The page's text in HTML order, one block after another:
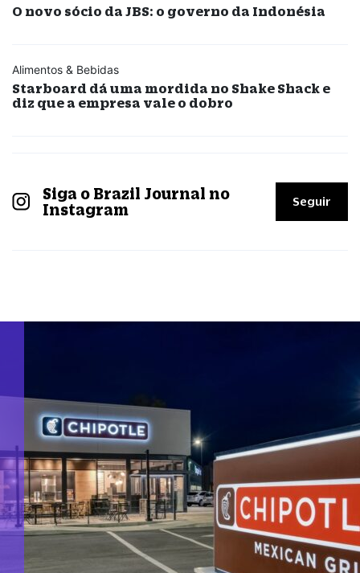
O novo sócio da JBS: o governo da Indonésia
Alimentos & Bebidas
Starboard dá uma mordida no Shake Shack e
diz que a empresa vale o dobro
Siga o Brazil Journal no
Instagram
Seguir